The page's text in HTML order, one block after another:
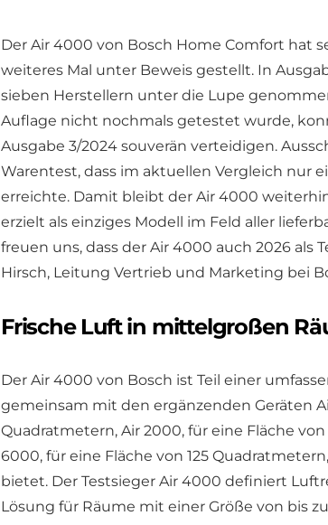
Der Air 4000 von Bosch Home Comfort hat
weiteres Mal unter Beweis gestellt. In
sieben Herstellern unter die Lupe
Auflage nicht nochmals getestet wurde,
Ausgabe 3/2024 souverän verteidigen.
Warentest, dass im aktuellen Vergleich nur
erreichte. Damit bleibt der Air 4000
erzielt als einziges Modell im Feld aller
freuen uns, dass der Air 4000 auch 2026 als
Hirsch, Leitung Vertrieb und Marketing bei
Frische Luft in mittelgroßen
Der Air 4000 von Bosch ist Teil einer
gemeinsam mit den ergänzenden Geräten
Quadratmetern, Air 2000, für eine Fläche
6000, für eine Fläche von 125
bietet. Der Testsieger Air 4000 definiert
Lösung für Räume mit einer Größe von bis